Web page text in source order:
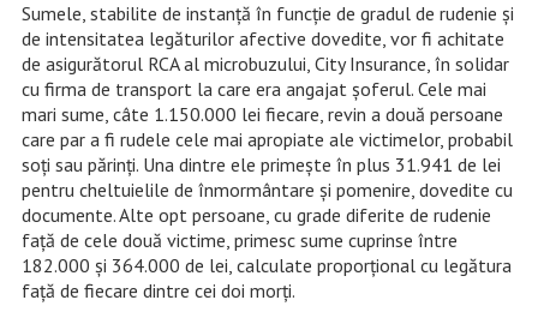
Sumele, stabilite de instanță în funcție de gradul de rudenie și
de intensitatea legăturilor afective dovedite, vor fi achitate
de asigurătorul RCA al microbuzului, City Insurance, în solidar
cu firma de transport la care era angajat șoferul. Cele mai
mari sume, câte 1.150.000 lei fiecare, revin a două persoane
care par a fi rudele cele mai apropiate ale victimelor, probabil
soți sau părinți. Una dintre ele primește în plus 31.941 de lei
pentru cheltuielile de înmormântare și pomenire, dovedite cu
documente. Alte opt persoane, cu grade diferite de rudenie
față de cele două victime, primesc sume cuprinse între
182.000 și 364.000 de lei, calculate proporțional cu legătura
față de fiecare dintre cei doi morți.